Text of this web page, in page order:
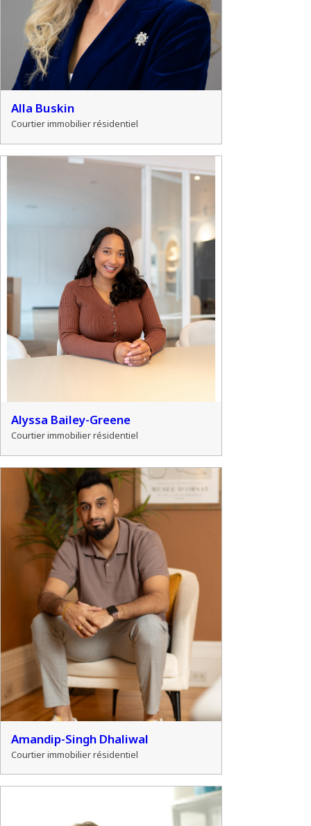
Alla Buskin
Courtier immobilier résidentiel
Alyssa Bailey-Greene
Courtier immobilier résidentiel
Amandip-Singh Dhaliwal
Courtier immobilier résidentiel